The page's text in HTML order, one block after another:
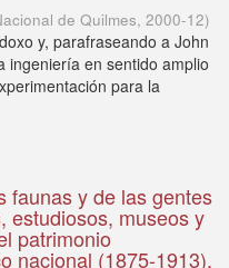
de Quilmes, 2000-12)
y, parafraseando a John
ingeniería en sentido amplio
para la
faunas y de las gentes
estudiosos, museos y
patrimonio
nacional (1875-1913),